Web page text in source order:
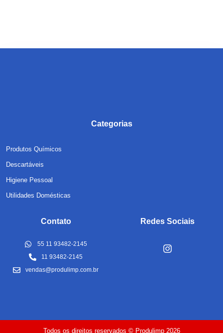
Categorias
Produtos Químicos
Descartáveis
Higiene Pessoal
Utilidades Domésticas
Contato
55 11 93482-2145
11 93482-2145
vendas@produlimp.com.br
Redes Sociais
Todos os direitos reservados © Produlimp 2026